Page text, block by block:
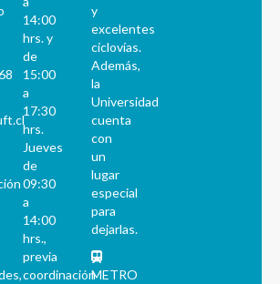
14:00
hrs. y
de
15:00
a
17:30
hrs.
Jueves
de
09:30
a
14:00
hrs.,
previa
coordinación
y
excelentes
ciclovías.
Además,
la
Universidad
cuenta
con
un
lugar
especial
para
dejarlas.
METRO